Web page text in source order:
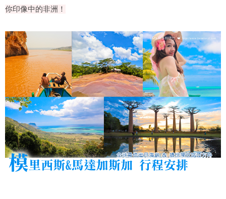
你印像中的非洲！